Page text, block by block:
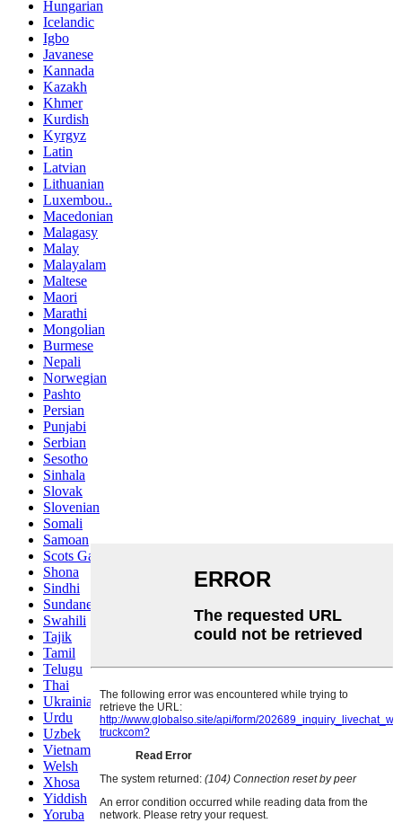
Hungarian
Icelandic
Igbo
Javanese
Kannada
Kazakh
Khmer
Kurdish
Kyrgyz
Latin
Latvian
Lithuanian
Luxembou..
Macedonian
Malagasy
Malay
Malayalam
Maltese
Maori
Marathi
Mongolian
Burmese
Nepali
Norwegian
Pashto
Persian
Punjabi
Serbian
Sesotho
Sinhala
Slovak
Slovenian
Somali
Samoan
Scots Gaelic
Shona
Sindhi
Sundanese
Swahili
Tajik
Tamil
Telugu
Thai
Ukrainian
Urdu
Uzbek
Vietnamese
Welsh
Xhosa
Yiddish
Yoruba